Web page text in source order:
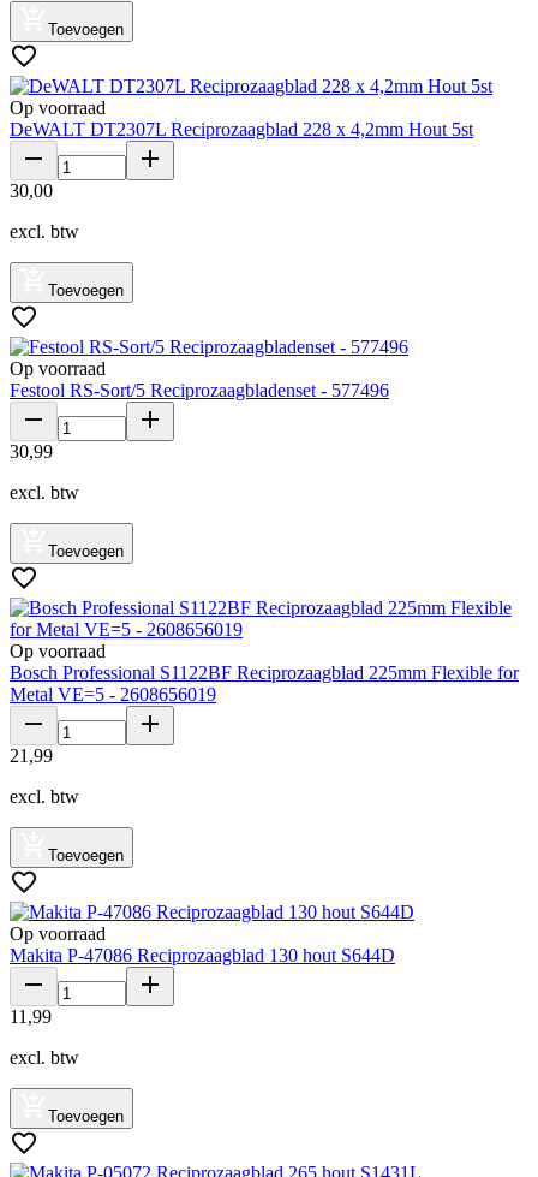
Toevoegen
Op voorraad
DeWALT DT2307L Reciprozaagblad 228 x 4,2mm Hout 5st
30,00
excl. btw
Toevoegen
Op voorraad
Festool RS-Sort/5 Reciprozaagbladenset - 577496
30,99
excl. btw
Toevoegen
Op voorraad
Bosch Professional S1122BF Reciprozaagblad 225mm Flexible for
Metal VE=5 - 2608656019
21 ,99
excl. btw
Toevoegen
Op voorraad
Makita P-47086 Reciprozaagblad 130 hout S644D
11 ,99
excl. btw
Toevoegen